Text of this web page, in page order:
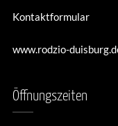
Kontaktformular
www.rodzio-
Öffnungszeiten